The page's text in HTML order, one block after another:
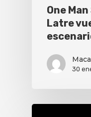
One
Latre
30